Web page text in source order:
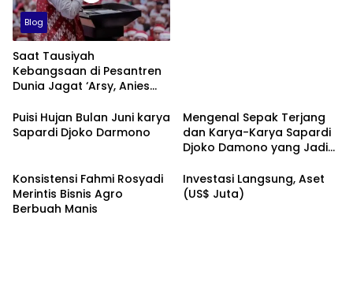
Blog
Saat Tausiyah
Kebangsaan di Pesantren
Dunia Jagat ‘Arsy, Anies
Dukungan dari Abah Aos
Puisi Hujan Bulan Juni karya
Sapardi Djoko Darmono
Mengenal Sepak Terjang
dan Karya-Karya Sapardi
Djoko Damono yang Jadi
Konsistensi Fahmi Rosyadi
Merintis Bisnis Agro
Berbuah Manis
Investasi Langsung, Aset
(US$ Juta)